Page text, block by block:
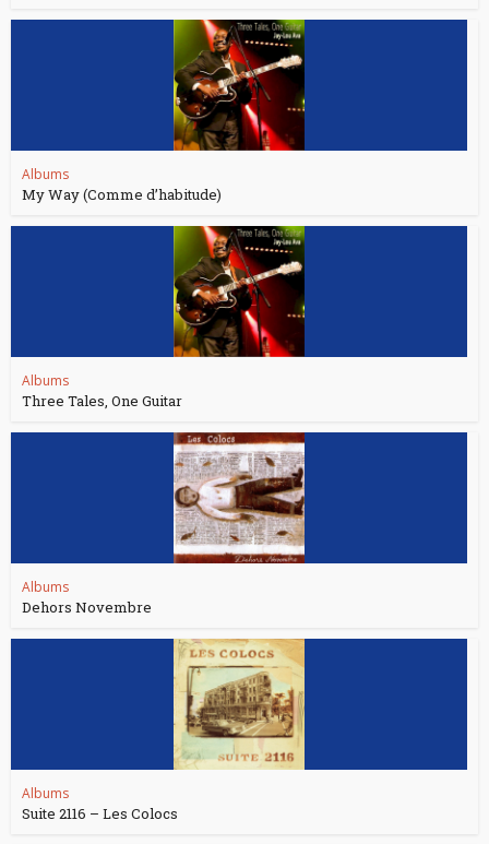
Albums
My Way (Comme d’habitude)
Albums
Three Tales, One Guitar
Albums
Dehors Novembre
Albums
Suite 2116 – Les Colocs